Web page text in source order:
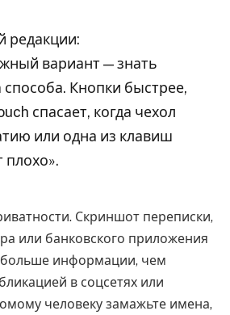
редакции:
вариант — знать
Кнопки быстрее,
спасает, когда чехол
или одна из клавиш
плохо».
Скриншот переписки,
или банковского приложения
информации, чем
в соцсетях или
человеку замажьте имена,